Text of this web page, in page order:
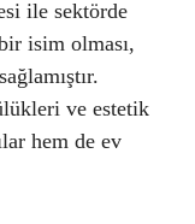
ile sektörde
isim olması,
ve estetik
hem de ev